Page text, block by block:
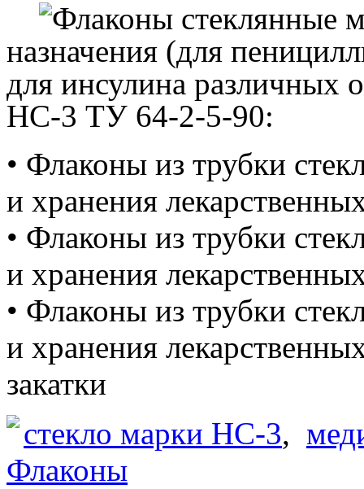
Флаконы стеклянные
назначения (для
для инсулина различных
НС-3 ТУ 64-2-5-90:
• Флаконы из трубки
и хранения
• Флаконы из трубки
и хранения
• Флаконы из трубки
и хранения
закатки
стекло марки НС-3,
Флаконы